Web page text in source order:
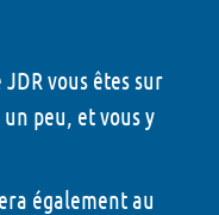
vous êtes sur
peu, et vous y
également au